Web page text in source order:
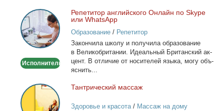
Репетитор
английского
Онлайн
по
или
Исполнитель
Ре­пе­ти­тор ан­глий­ско­го Он­лайн по Skype
или WhatsApp
Образование/ Репетитор
За­кон­чи­ла шко­лу и по­лу­чи­ла об­ра­зо­ва­ние
в Ве­ли­ко­бри­та­нии. Иде­аль­ный Бри­тан­ский ак­
цент. В от­ли­чие от но­си­те­лей язы­ка, мо­гу объ­
яс­нить...
Тантрический
массаж
Тан­три­че­ский мас­саж
Здоровье и красота/ Массаж на дому